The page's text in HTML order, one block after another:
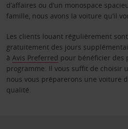
d’affaires ou d’un monospace
famille, nous avons la voiture qu’il
Les clients louant régulièrement
gratuitement des jours
à Avis Preferred pour bénéficier des
programme. Il vous suffit de choisir
nous vous préparerons une voiture
qualité.